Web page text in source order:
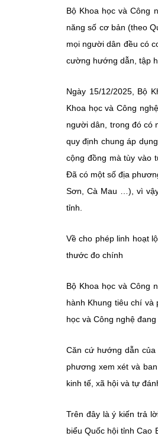
Bộ Khoa học và Công
năng số cơ bản (theo
mọi người dân đều có
cường hướng dẫn, tập
Ngày 15/12/2025, Bộ
Khoa học và Công
người dân, trong đó có
quy định chung áp
cộng đồng mà tùy vào
Đã có một số địa
Sơn, Cà Mau …), vì
tỉnh.
Về cho phép linh hoạt
thước đo chính
Bộ Khoa học và Công
hành Khung tiêu chí và
học và Công nghệ
Căn cứ hướng dẫn của
phương xem xét và
kinh tế, xã hội và tự
Trên đây là ý kiến trả
biểu Quốc hội tỉnh Cao